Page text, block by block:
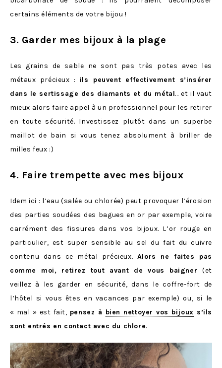
certains éléments de votre bijou !
3. Garder mes bijoux à la plage
Les grains de sable ne sont pas très potes avec les
métaux précieux : ils peuvent effectivement s’insérer
dans le sertissage des diamants et du métal… et il vaut
mieux alors faire appel à un professionnel pour les retirer
en toute sécurité. Investissez plutôt dans un superbe
maillot de bain si vous tenez absolument à briller de
milles feux :)
4. Faire trempette avec mes bijoux
Idem ici : l’eau (salée ou chlorée) peut provoquer l’érosion
des parties soudées des bagues en or par exemple, voire
carrément des fissures dans vos bijoux. L’or rouge en
particulier, est super sensible au sel du fait du cuivre
contenu dans ce métal précieux. Alors ne faites pas
comme moi, retirez tout avant de vous baigner(et
veillez à les garder en sécurité, dans le coffre-fort de
l’hôtel si vous êtes en vacances par exemple) ou, si le
« mal » est fait, pensez à bien nettoyer vos bijoux s’ils
sont entrés en contact avec du chlore.